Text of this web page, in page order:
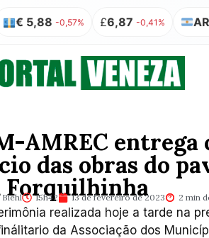
5,88 -0,57% £6,87 -0,41% AR$
AMREC entrega
das obras do
Forquilhinha
15h42 13 de fevereiro de 2023 2 min
realizada hoje a tarde na
da Associação dos